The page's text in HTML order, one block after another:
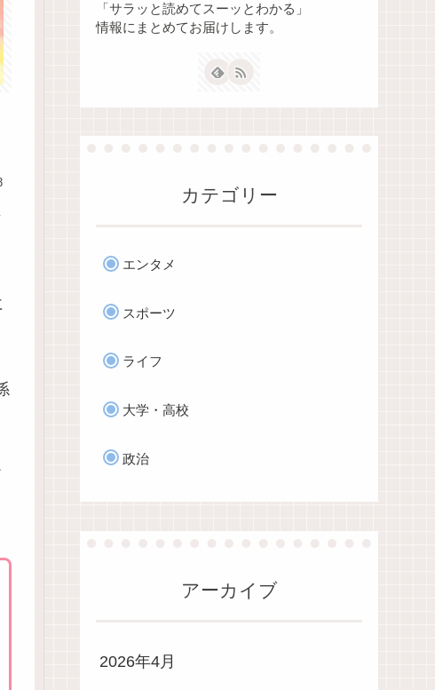
「サラッと読めてスーッとわかる」
情報にまとめてお届けします。
カテゴリー
エンタメ
スポーツ
ライフ
大学・高校
政治
アーカイブ
2026年4月